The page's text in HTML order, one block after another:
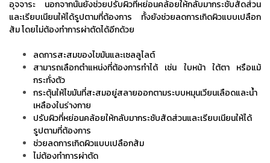
อุจจาระ นอกจากนั้นยังช่วยปรับผิวที่หย่อนคล้อยให้กลับมากระชับสัดส่วน
และเรียบเนียนให้ได้รูปตามที่ต้องการ ทั้งยังช่วยลดการเกิดผิวแบบเปลือก
ส้ม โดยไม่ต้องทำการผ่าตัดได้อีกด้วย
ลดการสะสมของไขมันและเซลลูไลต์
สามารถเลือกตำแหน่งที่ต้องการทำได้ เช่น ใบหน้า ใต้ตา หรือแม้
กระทั่งตัว
กระตุ้นให้ไขมันที่สะสมอยู่สลายออกตามระบบหมุนเวียนเลือดและน้ำ
เหลืองในร่างกาย
ปรับผิวที่หย่อนคล้อยให้กลับมากระชับสัดส่วนและเรียบเนียนให้ได้
รูปตามที่ต้องการ
ช่วยลดการเกิดผิวแบบเปลือกส้ม
ไม่ต้องทำการผ่าตัด